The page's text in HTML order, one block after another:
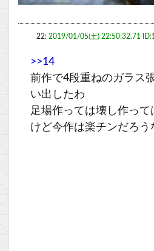
22: 2019/01/05(土) 22:50:32.71
>>14
前作で4段重ねのガラス
い出したわ
足場作っては壊し作っ
けど今作は楽チンだろう